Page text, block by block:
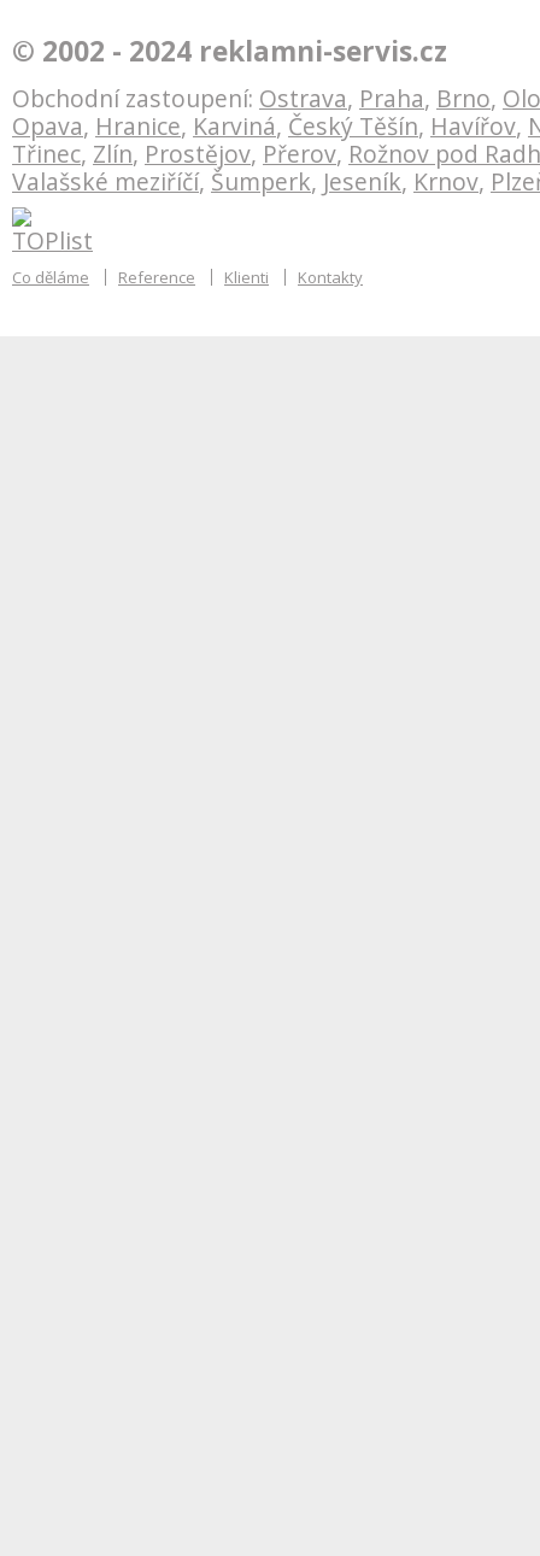
Vektorový model těžby plynu
Green Gas DPB
Bankovní technika
redesign logotypu
© 2002 - 2024 reklamni-servis.cz
Obchodní zastoupení: Ostrava, Praha, Brno,
Opava, Hranice, Karviná, Český Těšín, Havířov,
Třinec, Zlín, Prostějov, Přerov, Rožnov pod
Valašské meziříčí, Šumperk, Jeseník, Krnov,
Co děláme Reference Klienti Kontakty